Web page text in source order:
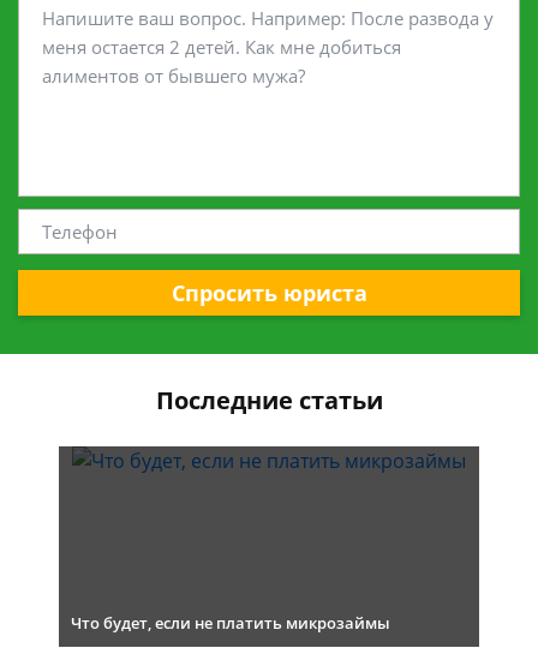
Спросить юриста
Последние статьи
Что будет, если не платить микрозаймы